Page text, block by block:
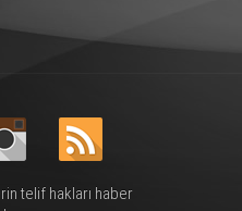
telif hakları haber